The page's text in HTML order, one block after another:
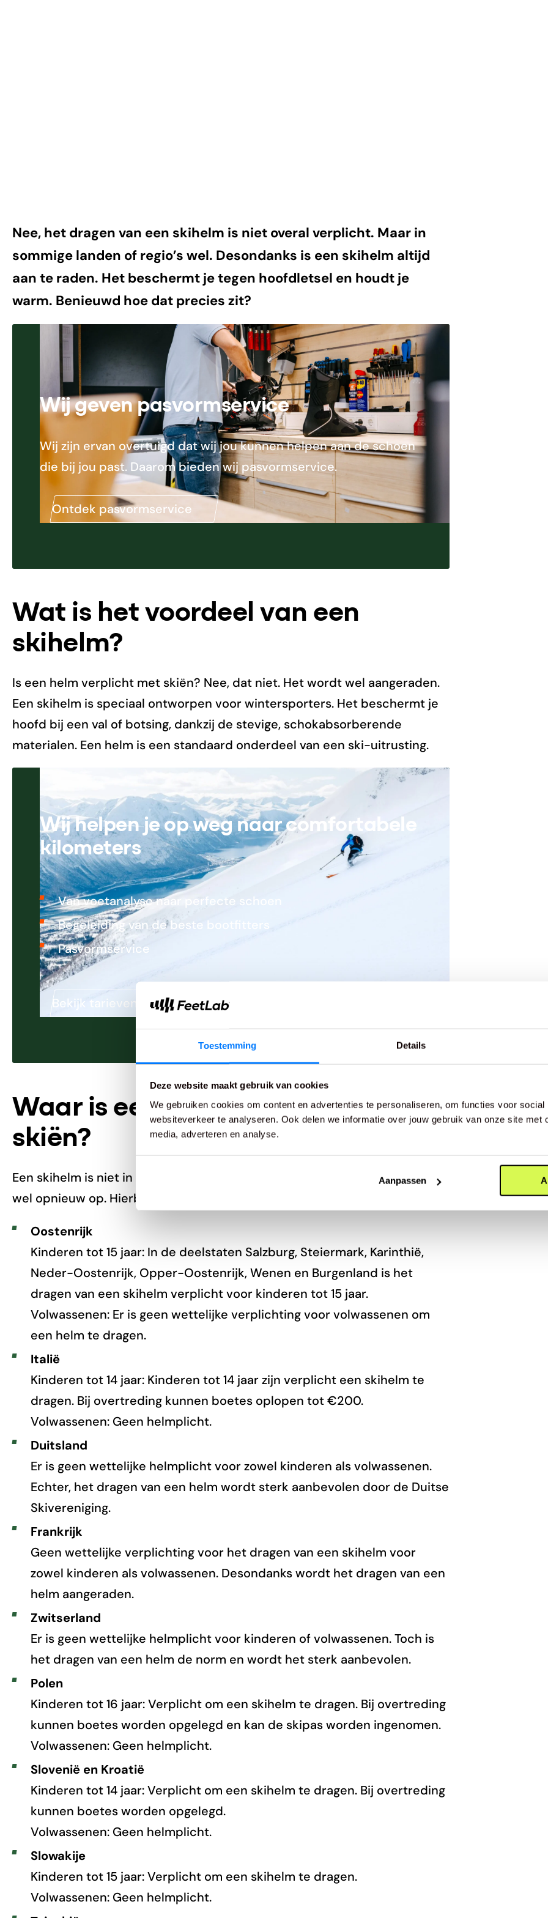
Toestemming Details
Deze website maakt gebruik van cookies
We gebruiken cookies om content en advertenties te personaliseren, om functies voor
websiteverkeer te analyseren. Ook delen we informatie over jouw gebruik van onze site met
media, adverteren en analyse.
Aanpassen
Nee, het dragen van een skihelm is niet overal verplicht. Maar in
sommige landen of regio’s wel. Desondanks is een skihelm altijd
aan te raden. Het beschermt je tegen hoofdletsel en houdt je
warm. Benieuwd hoe dat precies zit?
Wij geven pasvormservice
Wij zijn ervan overtuigd dat wij jou kunnen helpen aan de schoen
die bij jou past. Daarom bieden wij pasvormservice.
Ontdek pasvormservice
Wat is het voordeel van een
skihelm?
Is een helm verplicht met skiën? Nee, dat niet. Het wordt wel aangeraden.
Een skihelm is speciaal ontworpen voor wintersporters. Het beschermt je
hoofd bij een val of botsing, dankzij de stevige, schokabsorberende
materialen. Een helm is een standaard onderdeel van een ski-uitrusting.
Wij helpen je op weg naar comfortabele
kilometers
Van voetanalyse naar perfecte schoen
Begeleiding van de beste bootfitters
Pasvormservice
Bekijk tarieven Maak een afspraak
Waar is een helm verplicht met
skiën?
Een skihelm is niet in elk land (of regio) verplicht. Elk jaar laait de discussie
wel opnieuw op. Hierbij een overzicht van de bekendste skilanden:
Oostenrijk
Kinderen tot 15 jaar: In de deelstaten Salzburg, Steiermark, Karinthië,
Neder-Oostenrijk, Opper-Oostenrijk, Wenen en Burgenland is het
dragen van een skihelm verplicht voor kinderen tot 15 jaar.
Volwassenen: Er is geen wettelijke verplichting voor volwassenen om
een helm te dragen.
Italië
Kinderen tot 14 jaar: Kinderen tot 14 jaar zijn verplicht een skihelm te
dragen. Bij overtreding kunnen boetes oplopen tot €200.
Volwassenen: Geen helmplicht.
Duitsland
Er is geen wettelijke helmplicht voor zowel kinderen als volwassenen.
Echter, het dragen van een helm wordt sterk aanbevolen door de Duitse
Skivereniging.
Frankrijk
Geen wettelijke verplichting voor het dragen van een skihelm voor
zowel kinderen als volwassenen. Desondanks wordt het dragen van een
helm aangeraden.
Zwitserland
Er is geen wettelijke helmplicht voor kinderen of volwassenen. Toch is
het dragen van een helm de norm en wordt het sterk aanbevolen.
Polen
Kinderen tot 16 jaar: Verplicht om een skihelm te dragen. Bij overtreding
kunnen boetes worden opgelegd en kan de skipas worden ingenomen.
Volwassenen: Geen helmplicht.
Slovenië en Kroatië
Kinderen tot 14 jaar: Verplicht om een skihelm te dragen. Bij overtreding
kunnen boetes worden opgelegd.
Volwassenen: Geen helmplicht.
Slowakije
Kinderen tot 15 jaar: Verplicht om een skihelm te dragen.
Volwassenen: Geen helmplicht.